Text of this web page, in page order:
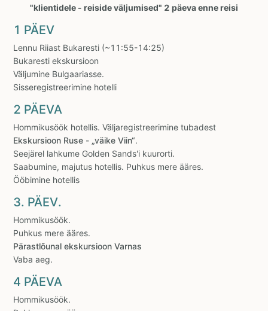
"klientidele - reiside väljumised" 2 päeva enne reisi
1 PÄEV
Lennu Riiast Bukaresti (~11:55-14:25)
Bukaresti ekskursioon
Väljumine Bulgaariasse.
Sisseregistreerimine hotelli
2 PÄEVA
Hommikusöök hotellis. Väljaregistreerimine tubadest
Ekskursioon Ruse - „väike Viin“.
Seejärel lahkume Golden Sands'i kuurorti.
Saabumine, majutus hotellis. Puhkus mere ääres.
Ööbimine hotellis
3. PÄEV.
Hommikusöök.
Puhkus mere ääres.
Pärastlõunal ekskursioon Varnas
Vaba aeg.
4 PÄEVA
Hommikusöök.